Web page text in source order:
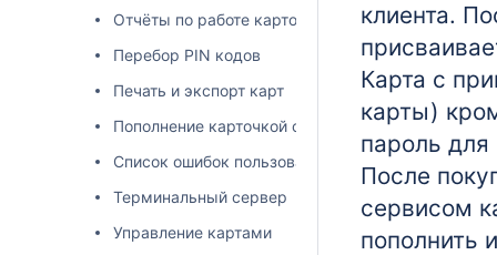
Отчёты по работе карточной системы
Перебор PIN кодов
Печать и экспорт карт
Пополнение карточкой с административного
Список ошибок пользовательского интерфейса
Терминальный сервер
Управление картами
клиента.
Карта с
карты)
пароль
После
сервисом
пополнить